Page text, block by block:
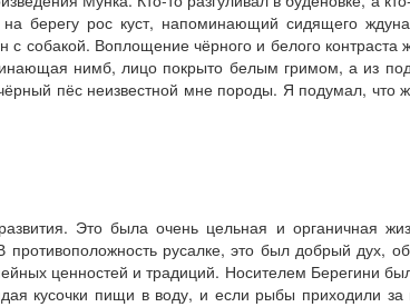
берегу рос куст, напоминающий сидящего
собакой. Воплощение чёрного и белого контраста
нимб, лицо покрыто белым гримом, а из
пёс неизвестной мне породы. Я подумал, что
Это была очень цельная и органичная
русалке, это был добрый дух,
ценностей и традиций. Носителем Берегини
кусочки пищи в воду, и если рыбы приходили за